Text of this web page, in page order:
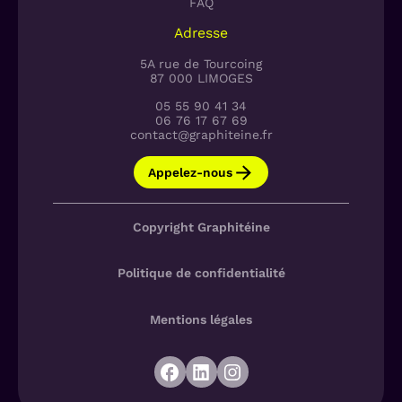
Adresse
5A rue de Tourcoing
87 000 LIMOGES
05 55 90 41 34
06 76 17 67 69
contact@graphiteine.fr
Appelez-nous
Copyright Graphitéine
Politique de confidentialité
Mentions légales